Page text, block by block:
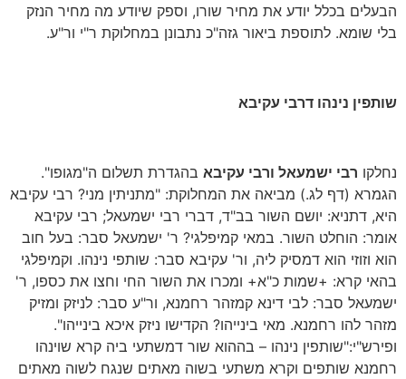
הבעלים בכלל יודע את מחיר שורו, וספק שיודע מה מחיר הנזק
בלי שומא. לתוספת ביאור גזה"כ נתבונן במחלוקת ר"י ור"ע.
שותפין נינהו דרבי עקיבא
נחלקו רבי ישמעאל ורבי עקיבא בהגדרת תשלום ה"מגופו".
הגמרא (דף לג.) מביאה את המחלוקת: "מתניתין מני? רבי עקיבא
היא, דתניא: יושם השור בב"ד, דברי רבי ישמעאל; רבי עקיבא
אומר: הוחלט השור. במאי קמיפלגי? ר' ישמעאל סבר: בעל חוב
הוא וזוזי הוא דמסיק ליה, ור' עקיבא סבר: שותפי נינהו. וקמיפלגי
בהאי קרא: +שמות כ"א+ ומכרו את השור החי וחצו את כספו, ר'
ישמעאל סבר: לבי דינא קמזהר רחמנא, ור"ע סבר: לניזק ומזיק
מזהר להו רחמנא. מאי בינייהו? הקדישו ניזק איכא בינייהו".
ופירש"י:"שותפין נינהו – בההוא שור דמשתעי ביה קרא שוינהו
רחמנא שותפים וקרא משתעי בשוה מאתים שנגח לשוה מאתים